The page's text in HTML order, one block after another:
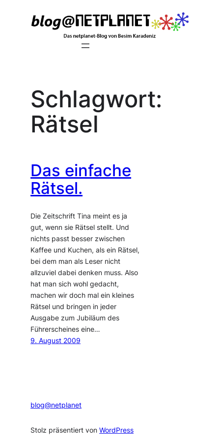
Schlagwort:
Rätsel
Das einfache
Rätsel.
Die Zeitschrift Tina meint es ja
gut, wenn sie Rätsel stellt. Und
nichts passt besser zwischen
Kaffee und Kuchen, als ein Rätsel,
bei dem man als Leser nicht
allzuviel dabei denken muss. Also
hat man sich wohl gedacht,
machen wir doch mal ein kleines
Rätsel und bringen in jeder
Ausgabe zum Jubiläum des
Führerscheines eine…
9. August 2009
blog@netplanet
Stolz präsentiert vonWordPress